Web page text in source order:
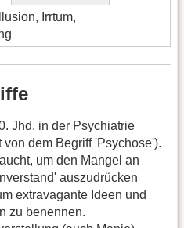
Irrtum,
Jhd. in der Psychiatrie
dem Begriff 'Psychose').
um den Mangel an
auszudrücken
extravagante Ideen und
zu benennen.